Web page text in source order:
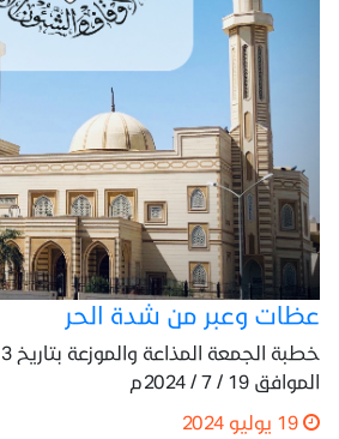
عظات وعبر من شدة الحر
الموافق 19 / 7 / 2024م